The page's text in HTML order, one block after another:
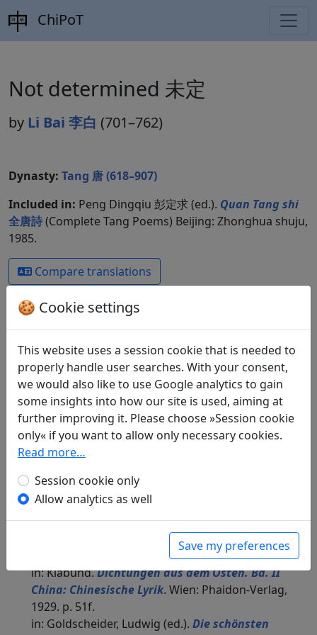
ChiPoT
Not determined 未定
by Li Bai 李白 (701–762)
Dynasty: Tang 唐 (618–907)
Included in: Peng Dingqiu 彭定求 (ed.). Quan Tang shi
全唐詩(Complete Tang Poems) Beijing: Zhonghua shuju,
1985.
Compare translations
Translations 3
Hans Bethge(1876–1946): Der Fischer im Frühling
Display translation
in: Bethge, Hans.Die chinesische Flöte.
Nachdichtungen chinesischer Lyrik. Leipzig: Insel
Verlag, 1907. p. 37.
Hans Heilmann(1859–1930): Der Fischer
Display translation
Jahrhundert v. Chr. bis zur Gegenwart
Fruchtschale. München, Leipzig: R. Piper & Co.,
1905. p. 51.
(1890–1928): Der Fischer im Frühling
in: Klabund.Dichtungen aus dem Osten. Bd. II
China: Chinesische Lyrik. Wien: Phaidon-Verlag,
1929. p. 51f.
in: Goldscheider, Ludwig (ed.). Die schönsten
🍪 Cookie settings
This website uses a session cookie that is needed to
properly handle user searches. With your consent,
we would also like to use Google analytics to gain
some insights into how our site is used, aiming at
further improving it. Please choose »Session cookie
only« if you want to allow only necessary cookies.
Read more…
Session cookie only
Allow analytics as well
Save my preferences